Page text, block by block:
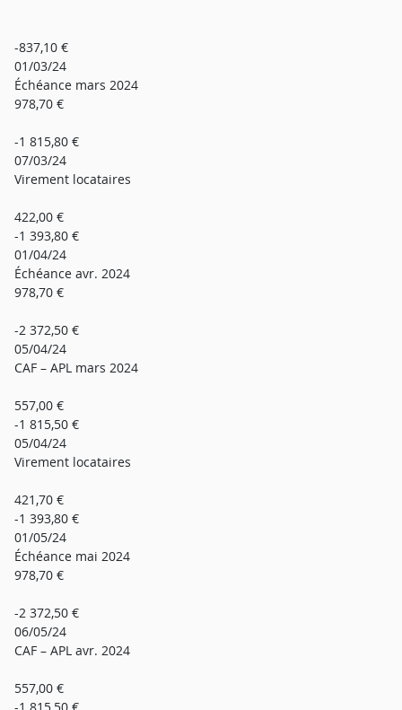
-837,10 €
01/03/24
Échéance mars 2024
978,70 €
-1 815,80 €
07/03/24
Virement locataires
422,00 €
-1 393,80 €
01/04/24
Échéance avr. 2024
978,70 €
-2 372,50 €
05/04/24
CAF – APL mars 2024
557,00 €
-1 815,50 €
05/04/24
Virement locataires
421,70 €
-1 393,80 €
01/05/24
Échéance mai 2024
978,70 €
-2 372,50 €
06/05/24
CAF – APL avr. 2024
557,00 €